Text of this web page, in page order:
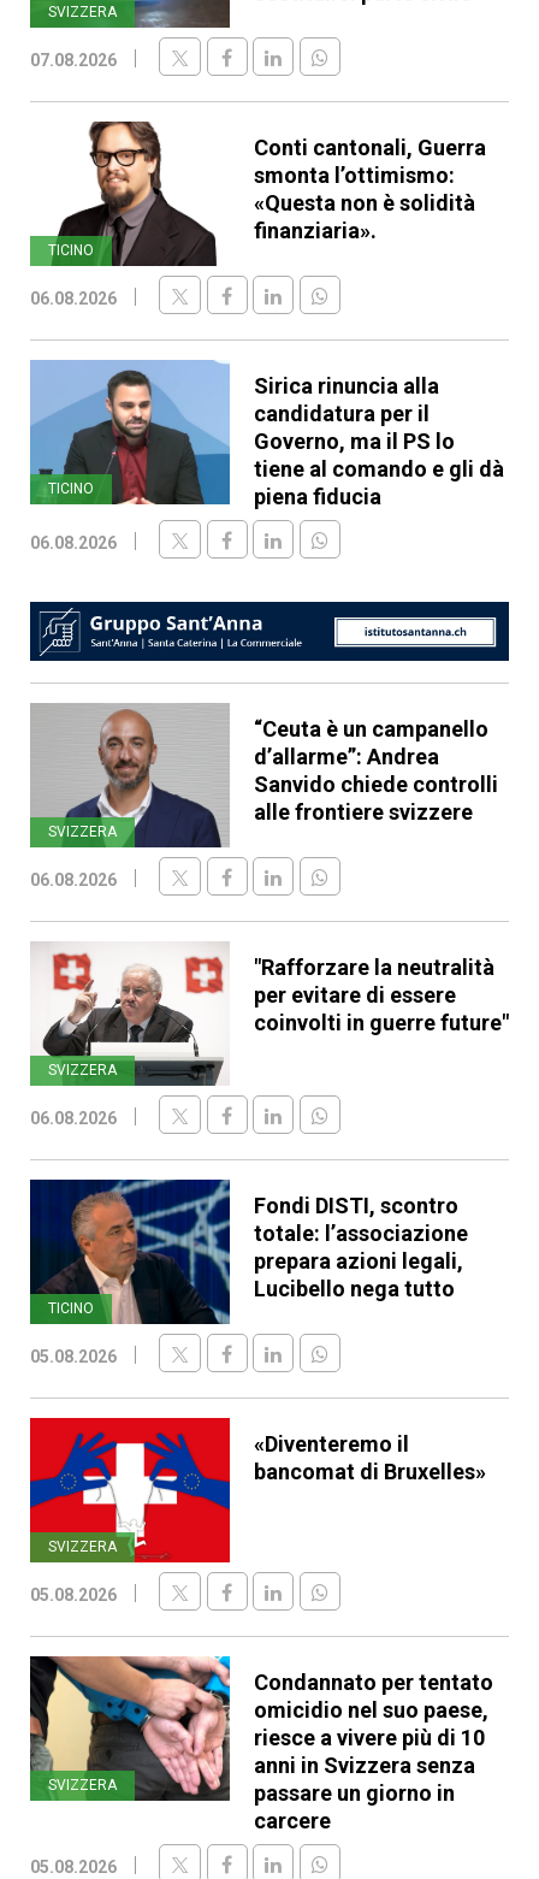
SVIZZERA
07.08.2026
TICINO
Conti cantonali, Guerra
smonta l’ottimismo:
«Questa non è solidità
finanziaria».
06.08.2026
TICINO
Sirica rinuncia alla
candidatura per il
Governo, ma il PS lo
tiene al comando e gli dà
piena fiducia
06.08.2026
SVIZZERA
“Ceuta è un campanello
d’allarme”: Andrea
Sanvido chiede controlli
alle frontiere svizzere
06.08.2026
SVIZZERA
"Rafforzare la neutralità
per evitare di essere
coinvolti in guerre future"
06.08.2026
TICINO
Fondi DISTI, scontro
totale: l’associazione
prepara azioni legali,
Lucibello nega tutto
05.08.2026
SVIZZERA
«Diventeremo il
bancomat di Bruxelles»
05.08.2026
SVIZZERA
Condannato per tentato
omicidio nel suo paese,
riesce a vivere più di 10
anni in Svizzera senza
passare un giorno in
carcere
05.08.2026